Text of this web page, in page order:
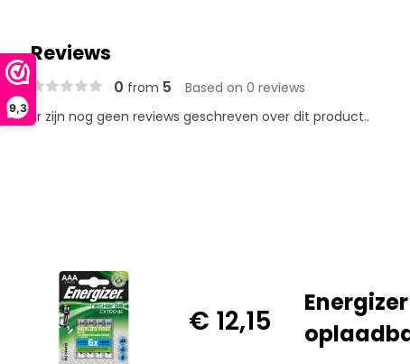
9,3
Reviews
0 from 5 Based on 0 reviews
Er zijn nog geen reviews geschreven over dit product..
€ 12,15
Energizer